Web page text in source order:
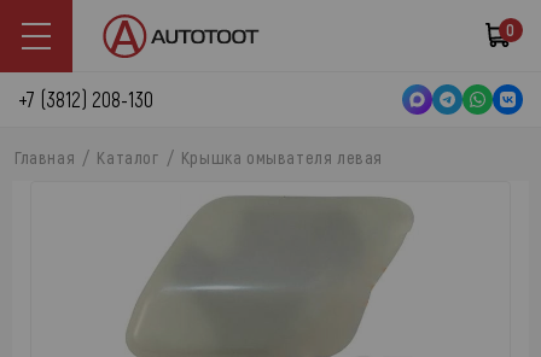
0
+7 (3812) 208-130
Главная Каталог Крышка омывателя левая